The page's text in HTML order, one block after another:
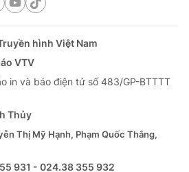
hình Việt Nam
VTV
in và báo điện tử số 483/GP-BTTTT
Thủy
Thị Mỹ Hạnh, Phạm Quốc Thắng,
931 - 024.38 355 932